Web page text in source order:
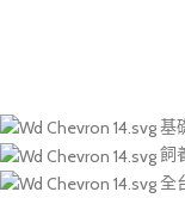
基
飼
全